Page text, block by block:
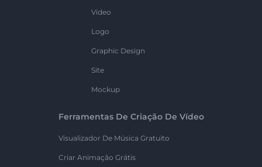
Vídeo
Logo
Graphic Design
Site
Mockup
Ferramentas De Criação De Vídeo
Visualizador De Música Gratuito
Criar Animação Grátis